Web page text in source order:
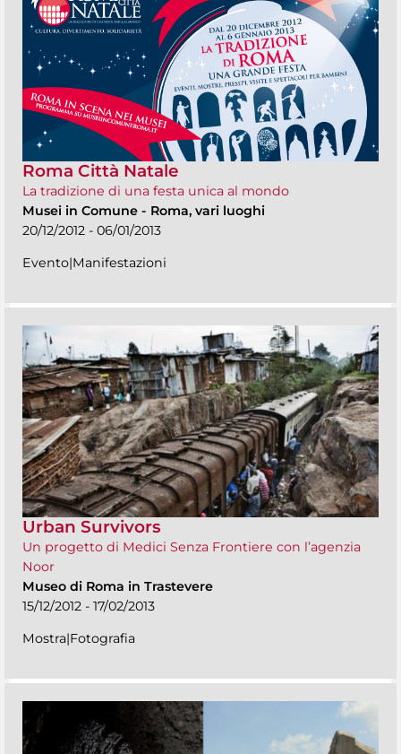
Roma Città Natale
La tradizione di una festa unica al mondo
Musei in Comune - Roma, vari luoghi
20/12/2012 - 06/01/2013
Evento|Manifestazioni
Urban Survivors
Un progetto di Medici Senza Frontiere con l’agenzia
Noor
Museo di Roma in Trastevere
15/12/2012 - 17/02/2013
Mostra|Fotografia